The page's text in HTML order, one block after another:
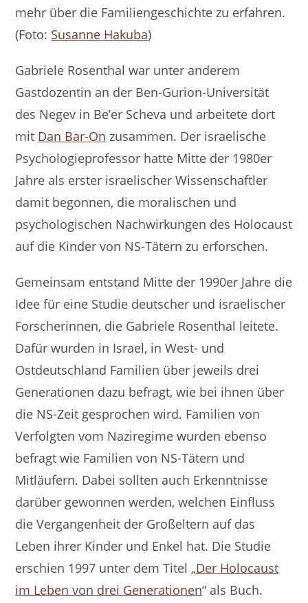
mehr über die Familiengeschichte zu erfahren.
(Foto: Susanne Hakuba)
Gabriele Rosenthal war unter anderem
Gastdozentin an der Ben-Gurion-Universität
des Negev in Be’er Scheva und arbeitete dort
mit Dan Bar-On zusammen. Der israelische
Psychologieprofessor hatte Mitte der 1980er
Jahre als erster israelischer Wissenschaftler
damit begonnen, die moralischen und
psychologischen Nachwirkungen des Holocaust
auf die Kinder von NS-Tätern zu erforschen.
Gemeinsam entstand Mitte der 1990er Jahre die
Idee für eine Studie deutscher und israelischer
Forscherinnen, die Gabriele Rosenthal leitete.
Dafür wurden in Israel, in West- und
Ostdeutschland Familien über jeweils drei
Generationen dazu befragt, wie bei ihnen über
die NS-Zeit gesprochen wird. Familien von
Verfolgten vom Naziregime wurden ebenso
befragt wie Familien von NS-Tätern und
Mitläufern. Dabei sollten auch Erkenntnisse
darüber gewonnen werden, welchen Einfluss
die Vergangenheit der Großeltern auf das
Leben ihrer Kinder und Enkel hat. Die Studie
erschien 1997 unter dem Titel „Der Holocaust
im Leben von drei Generationen“ als Buch.